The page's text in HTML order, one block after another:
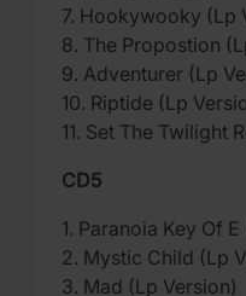
7. Hookywooky (Lp
8. The Propostion
9. Adventurer (Lp
10. Riptide (Lp
11. Set The Twilight
CD5
1. Paranoia Key Of
2. Mystic Child (Lp
3. Mad (Lp Version)